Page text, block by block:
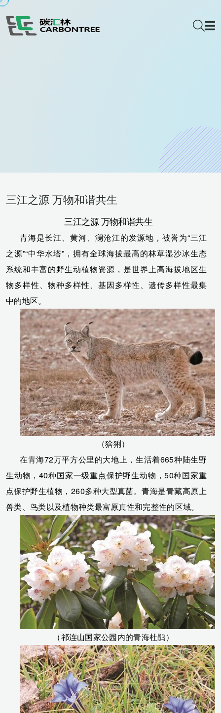
三江之源 万物和谐共生
三江之源 万物和谐共生
青海是长江、黄河、澜沧江的发源地，被誉为“三江
之源”“中华水塔”，拥有全球海拔最高的林草湿沙冰生态
系统和丰富的野生动植物资源，是世界上高海拔地区生
物多样性、物种多样性、基因多样性、遗传多样性最集
中的地区。
（猞猁）
在青海72万平方公里的大地上，生活着665种陆生野
生动物，40种国家一级重点保护野生动物，50种国家重
点保护野生植物，260多种大型真菌。青海是青藏高原上
兽类、鸟类以及植物种类最富原真性和完整性的区域。
（祁连山国家公园内的青海杜鹃）